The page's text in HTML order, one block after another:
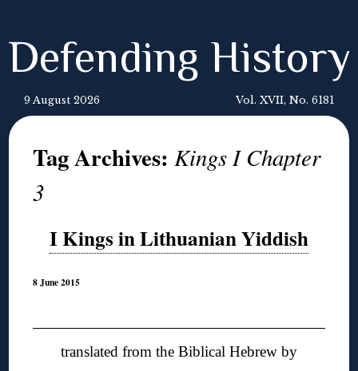
Defending History
9 August 2026 Vol. XVII, No. 6181
Tag Archives:Kings I Chapter
3
I Kings in Lithuanian Yiddish
8 June 2015
translated from the Biblical Hebrew by